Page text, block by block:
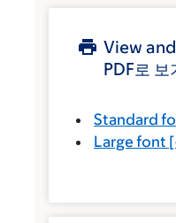
View
PDF로 보
Standard
Large font